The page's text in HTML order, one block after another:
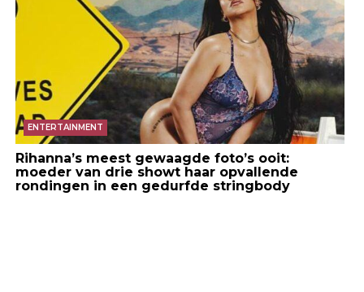
ENTERTAINMENT
Rihanna’s meest gewaagde foto’s ooit:
moeder van drie showt haar opvallende
rondingen in een gedurfde stringbody